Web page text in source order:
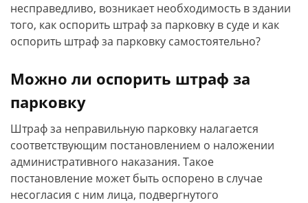
несправедливо, возникает необходимость в здании
того, как оспорить штраф за парковку в суде и как
оспорить штраф за парковку самостоятельно?
Можно ли оспорить штраф за
парковку
Штраф за неправильную парковку налагается
соответствующим постановлением о наложении
административного наказания. Такое
постановление может быть оспорено в случае
несогласия с ним лица, подвергнутого